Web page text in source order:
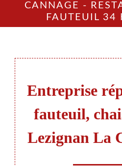
CANNAGE -
FAUTEUIL 34
Entreprise
fauteuil,
Lezignan La